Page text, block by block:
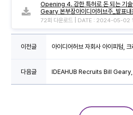
Opening 4. 강한 특허로 돈 되는 기
Geary 본부장아이디어허브주_발표
72회 다운로드 DATE : 2024-05-02
이전글
아이디어허브 자회사 아이피텀,
다음글
IDEAHUB Recruits Bill